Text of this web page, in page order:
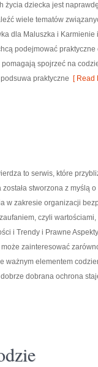
życia dziecka jest
wiele tematów
dla Maluszka i Karmienie
podejmować
spojrzeć na
praktyczne [ Read
to serwis, które
została stworzona z myślą
w zakresie organizacji
czyli
i Trendy i Prawne
zainteresować
ważnym elementem
dobrana ochrona